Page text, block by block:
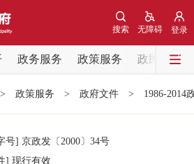
登录
无障碍
搜索
政务服务 政策服务
政民互动
党中央精神
政策服务 > 政府文件 > 1986-2014
号] 京政发 〔2000〕 34号
] 现行有效